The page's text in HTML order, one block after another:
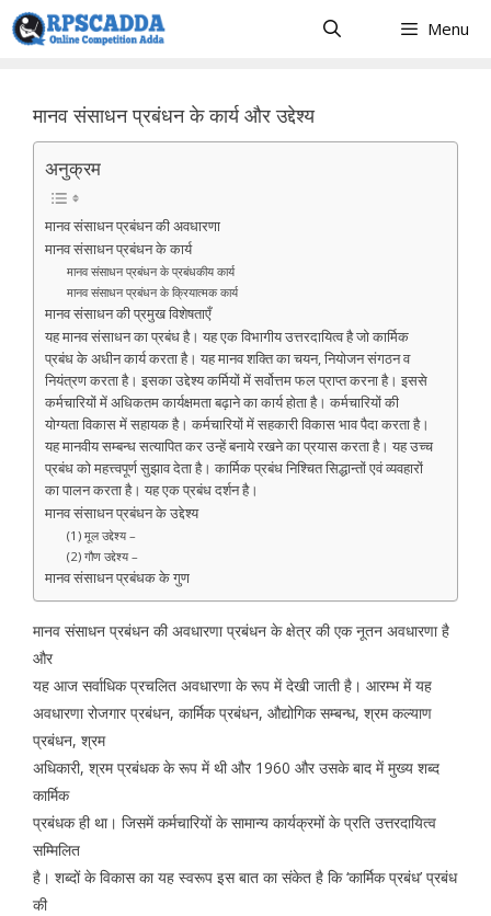
Skip
to
Menu
मानव संसाधन प्रबंधन के कार्य और उद्देश्य
अनुक्रम
मानव संसाधन प्रबंधन की अवधारणा
मानव संसाधन प्रबंधन के कार्य
मानव संसाधन प्रबंधन के प्रबंधकीय कार्य
मानव संसाधन प्रबंधन के क्रियात्मक कार्य
मानव संसाधन की प्रमुख विशेषताएँ
यह मानव संसाधन का प्रबंध है। यह एक विभागीय उत्तरदायित्व है जो कार्मिक
प्रबंध के अधीन कार्य करता है। यह मानव शक्ति का चयन, नियोजन संगठन व
नियंत्रण करता है। इसका उद्देश्य कर्मियों में सर्वोत्तम फल प्राप्त करना है। इससे
कर्मचारियों में अधिकतम कार्यक्षमता बढ़ाने का कार्य होता है। कर्मचारियों की
योग्यता विकास में सहायक है। कर्मचारियों में सहकारी विकास भाव पैदा करता है।
यह मानवीय सम्बन्ध सत्यापित कर उन्हें बनाये रखने का प्रयास करता है। यह उच्च
प्रबंध को महत्त्वपूर्ण सुझाव देता है। कार्मिक प्रबंध निश्चित सिद्धान्तों एवं व्यवहारों
का पालन करता है। यह एक प्रबंध दर्शन है।
मानव संसाधन प्रबंधन के उद्देश्य
(1) मूल उद्देश्य –
(2) गौण उद्देश्य –
मानव संसाधन प्रबंधक के गुण
मानव संसाधन प्रबंधन की अवधारणा प्रबंधन के क्षेत्र की एक नूतन अवधारणा है
और
यह आज सर्वाधिक प्रचलित अवधारणा के रूप में देखी जाती है। आरम्भ में यह
अवधारणा रोजगार प्रबंधन, कार्मिक प्रबंधन, औद्योगिक सम्बन्ध, श्रम कल्याण
प्रबंधन, श्रम
अधिकारी, श्रम प्रबंधक के रूप में थी और 1960 और उसके बाद में मुख्य शब्द
कार्मिक
प्रबंधक ही था। जिसमें कर्मचारियों के सामान्य कार्यक्रमों के प्रति उत्तरदायित्व
सम्मिलित
है। शब्दों के विकास का यह स्वरूप इस बात का संकेत है कि ‘कार्मिक प्रबंध’ प्रबंध
की